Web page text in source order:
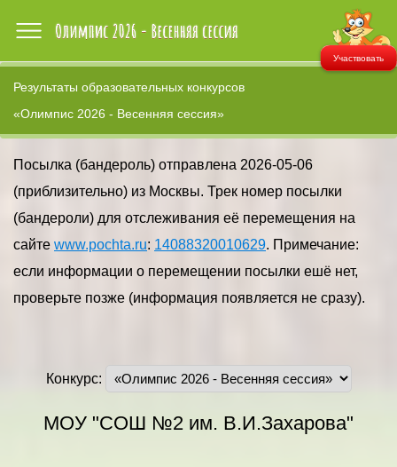
Участвовать
Результаты образовательных конкурсов
«Олимпис 2026 - Весенняя сессия»
Посылка (бандероль) отправлена 2026-05-06
(приблизительно) из Москвы. Трек номер посылки
(бандероли) для отслеживания её перемещения на
сайте www.pochta.ru: 14088320010629. Примечание:
если информации о перемещении посылки ешё нет,
проверьте позже (информация появляется не сразу).
Конкурс:
МОУ "СОШ №2 им. В.И.Захарова"